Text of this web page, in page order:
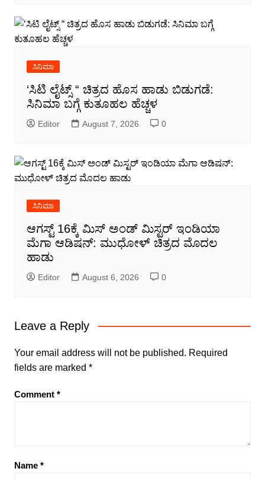
ಸಿನಿಮಾ
‘ಸಿಟಿ ಲೈಟ್ಸ್ “ ಚಿತ್ರದ ಹೊಸ ಹಾಡು ಬಿಡುಗಡೆ:
ಸಿನಿಮಾ ಬಗ್ಗೆ ಕುತೂಹಲ ಹೆಚ್ಚಳ
Editor August 7, 2026 0
ಸಿನಿಮಾ
ಆಗಸ್ಟ್ 16ಕ್ಕೆ ಮಿಸ್ ಅಂಡ್ ಮಿಸ್ಟರ್ ಇಂಡಿಯಾ
ಮೆಗಾ ಆಡಿಷನ್: ಮುಧೋಳ್ ಚಿತ್ರದ ಮೊದಲ
ಹಾಡು
Editor August 6, 2026 0
Leave a Reply
Your email address will not be published. Required
fields are marked *
Comment *
Name *